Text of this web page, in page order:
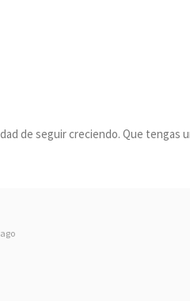
de seguir creciendo. Que tengas